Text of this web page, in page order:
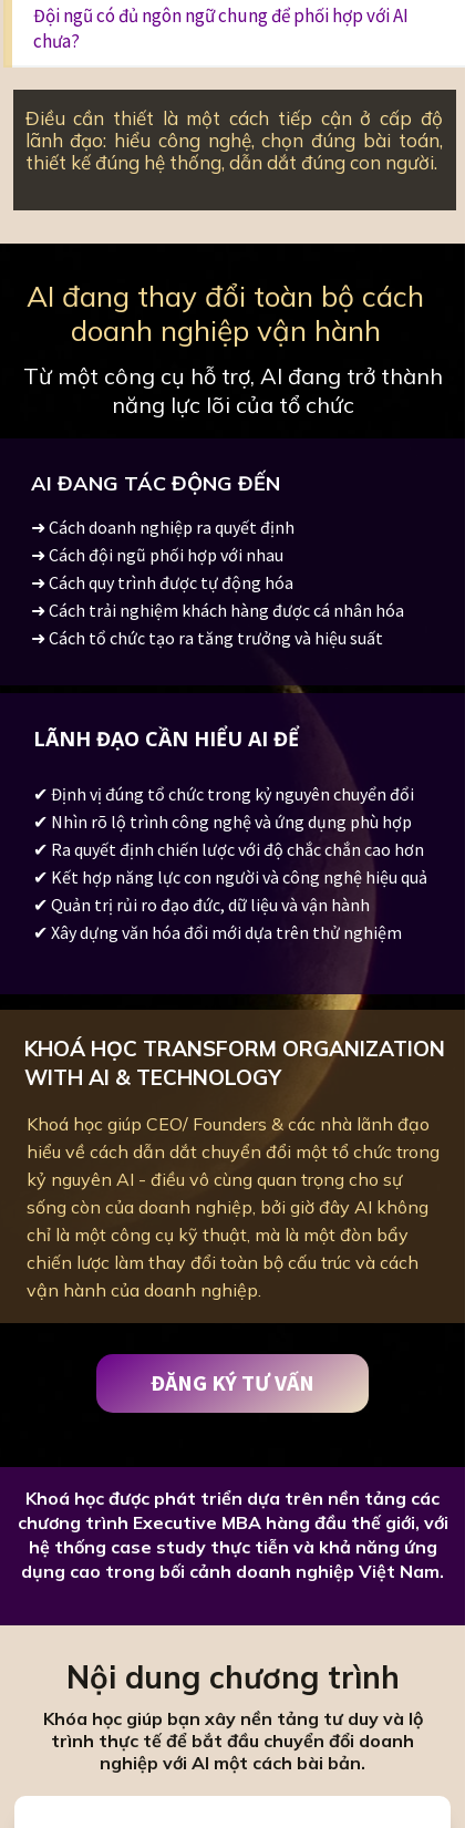
Điều cần thiết là một cách tiếp cận ở cấp độ
lãnh đạo: hiểu công nghệ, chọn đúng bài toán,
thiết kế đúng hệ thống, dẫn dắt đúng con người.
Đội ngũ có đủ ngôn ngữ chung để phối hợp với AI
chưa?
LÃNH ĐẠO CẦN HIỂU AI ĐỂ
✔ Định vị đúng tổ chức trong kỷ nguyên chuyển đổi
✔ Nhìn rõ lộ trình công nghệ và ứng dụng phù hợp
✔ Ra quyết định chiến lược với độ chắc chắn cao hơn
✔ Kết hợp năng lực con người và công nghệ hiệu quả
✔ Quản trị rủi ro đạo đức, dữ liệu và vận hành
✔ Xây dựng văn hóa đổi mới dựa trên thử nghiệm
AI ĐANG TÁC ĐỘNG ĐẾN
➜ Cách doanh nghiệp ra quyết định
➜ Cách đội ngũ phối hợp với nhau
➜ Cách quy trình được tự động hóa
➜ Cách trải nghiệm khách hàng được cá nhân hóa
➜ Cách tổ chức tạo ra tăng trưởng và hiệu suất
Từ một công cụ hỗ trợ, AI đang trở thành
năng lực lõi của tổ chức
AI đang thay đổi toàn bộ cách
doanh nghiệp vận hành
KHOÁ HỌC TRANSFORM ORGANIZATION
WITH AI & TECHNOLOGY
Khoá học giúp CEO/ Founders & các nhà lãnh đạo
hiểu về cách dẫn dắt chuyển đổi một tổ chức trong
kỷ nguyên AI - điều vô cùng quan trọng cho sự
sống còn của doanh nghiệp, bởi giờ đây AI không
chỉ là một công cụ kỹ thuật, mà là một đòn bẩy
chiến lược làm thay đổi toàn bộ cấu trúc và cách
vận hành của doanh nghiệp.
ĐĂNG KÝ TƯ VẤN
Khoá học được phát triển dựa trên nền tảng các
chương trình Executive MBA hàng đầu thế giới, với
hệ thống case study thực tiễn và khả năng ứng
dụng cao trong bối cảnh doanh nghiệp Việt Nam.
Nội dung chương trình
Khóa học giúp bạn xây nền tảng tư duy và lộ
trình thực tế để bắt đầu chuyển đổi doanh
nghiệp với AI một cách bài bản.